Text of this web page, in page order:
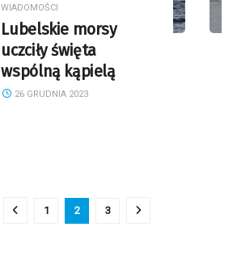
WIADOMOŚCI
Lubelskie morsy
uczciły święta
wspólną kąpielą
26 GRUDNIA 2023
1 2 3